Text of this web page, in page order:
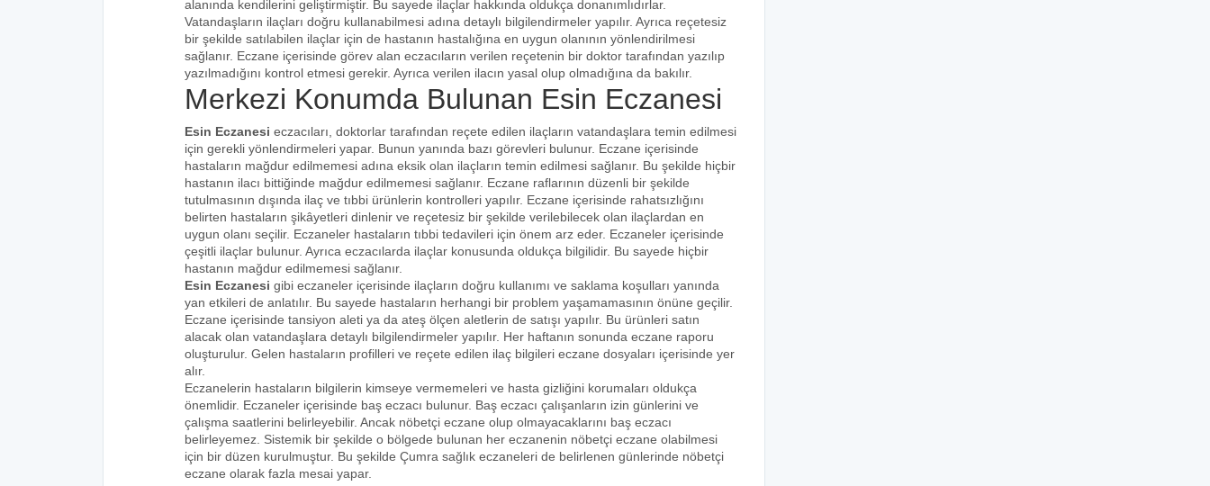
alanında kendilerini geliştirmiştir. Bu sayede ilaçlar hakkında oldukça donanımlıdırlar.
Vatandaşların ilaçları doğru kullanabilmesi adına detaylı bilgilendirmeler yapılır. Ayrıca reçetesiz
bir şekilde satılabilen ilaçlar için de hastanın hastalığına en uygun olanının yönlendirilmesi
sağlanır. Eczane içerisinde görev alan eczacıların verilen reçetenin bir doktor tarafından yazılıp
yazılmadığını kontrol etmesi gerekir. Ayrıca verilen ilacın yasal olup olmadığına da bakılır.
Merkezi Konumda Bulunan Esin Eczanesi
Esin Eczanesi eczacıları, doktorlar tarafından reçete edilen ilaçların vatandaşlara temin edilmesi
için gerekli yönlendirmeleri yapar. Bunun yanında bazı görevleri bulunur. Eczane içerisinde
hastaların mağdur edilmemesi adına eksik olan ilaçların temin edilmesi sağlanır. Bu şekilde hiçbir
hastanın ilacı bittiğinde mağdur edilmemesi sağlanır. Eczane raflarının düzenli bir şekilde
tutulmasının dışında ilaç ve tıbbi ürünlerin kontrolleri yapılır. Eczane içerisinde rahatsızlığını
belirten hastaların şikâyetleri dinlenir ve reçetesiz bir şekilde verilebilecek olan ilaçlardan en
uygun olanı seçilir. Eczaneler hastaların tıbbi tedavileri için önem arz eder. Eczaneler içerisinde
çeşitli ilaçlar bulunur. Ayrıca eczacılarda ilaçlar konusunda oldukça bilgilidir. Bu sayede hiçbir
hastanın mağdur edilmemesi sağlanır.
Esin Eczanesi gibi eczaneler içerisinde ilaçların doğru kullanımı ve saklama koşulları yanında
yan etkileri de anlatılır. Bu sayede hastaların herhangi bir problem yaşamamasının önüne geçilir.
Eczane içerisinde tansiyon aleti ya da ateş ölçen aletlerin de satışı yapılır. Bu ürünleri satın
alacak olan vatandaşlara detaylı bilgilendirmeler yapılır. Her haftanın sonunda eczane raporu
oluşturulur. Gelen hastaların profilleri ve reçete edilen ilaç bilgileri eczane dosyaları içerisinde yer
alır.
Eczanelerin hastaların bilgilerin kimseye vermemeleri ve hasta gizliğini korumaları oldukça
önemlidir. Eczaneler içerisinde baş eczacı bulunur. Baş eczacı çalışanların izin günlerini ve
çalışma saatlerini belirleyebilir. Ancak nöbetçi eczane olup olmayacaklarını baş eczacı
belirleyemez. Sistemik bir şekilde o bölgede bulunan her eczanenin nöbetçi eczane olabilmesi
için bir düzen kurulmuştur. Bu şekilde Çumra sağlık eczaneleri de belirlenen günlerinde nöbetçi
eczane olarak fazla mesai yapar.